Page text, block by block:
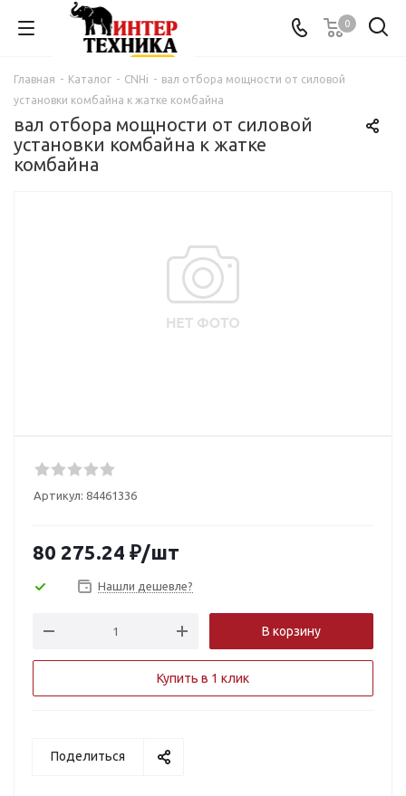
0
Главная - Каталог - CNHi - вал отбора мощности от силовой
установки комбайна к жатке комбайна
вал отбора мощности от силовой
установки комбайна к жатке
комбайна
Артикул: 84461336
80 275.24 ₽/шт
Нашли дешевле?
В корзину
Купить в 1 клик
Поделиться